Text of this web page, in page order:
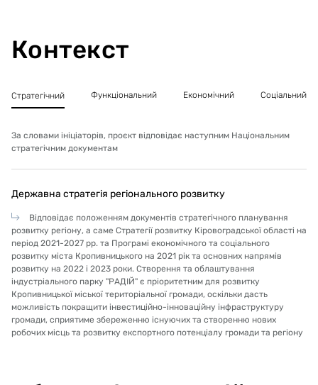
зонування території.
Контекст
Стратегічний Функціональний Економічний Соціальний
За словами ініціаторів, проєкт відповідає наступним Національним
стратегічним документам
Державна стратегія регіонального розвитку
Відповідає положенням документів стратегічного планування
розвитку регіону, а саме Стратегії розвитку Кіровоградської області на
період 2021-2027 рр. та Програмі економічного та соціального
розвитку міста Кропивницького на 2021 рік та основних напрямів
розвитку на 2022 і 2023 роки. Створення та облаштування
індустріального парку "РАДІЙ" є пріоритетним для розвитку
Кропивницької міської територіальної громади, оскільки дасть
можливість покращити інвестиційно-інноваційну інфраструктуру
громади, сприятиме збереженню існуючих та створенню нових
робочих місць та розвитку експортного потенціалу громади та регіону